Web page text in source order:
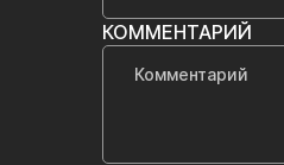
КОММЕНТАРИЙ